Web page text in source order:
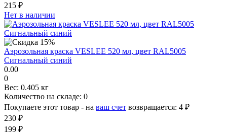
215 ₽
Нет в наличии
Аэрозольная краска VESLEE 520 мл, цвет RAL5005
Cигнальный синий
0.00
0
Вес: 0.405 кг
Количество на складе: 0
Покупаете этот товар - на ваш счет возвращается: 4 ₽
230 ₽
199 ₽